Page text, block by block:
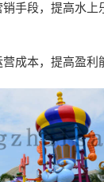
手段，提高水上
成本，提高盈利